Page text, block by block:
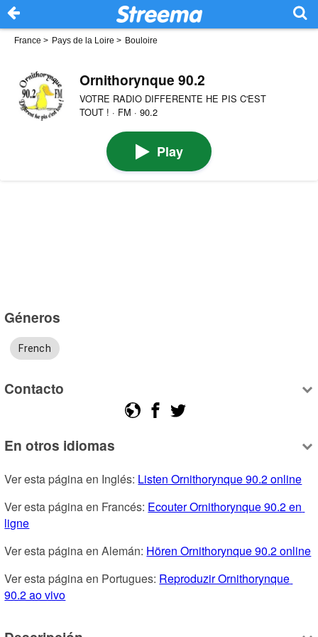
France > Pays de la Loire > Bouloire
Ornithorynque 90.2
VOTRE RADIO DIFFERENTE HE PIS C'EST
TOUT ! · FM · 90.2
Play
Géneros
French
Contacto
En otros idiomas
Ver esta página en Inglés: Listen Ornithorynque 90.2 online
Ver esta página en Francés: Ecouter Ornithorynque 90.2 en
ligne
Ver esta página en Alemán: Hören Ornithorynque 90.2 online
Ver esta página en Portugues: Reproduzir Ornithorynque
90.2 ao vivo